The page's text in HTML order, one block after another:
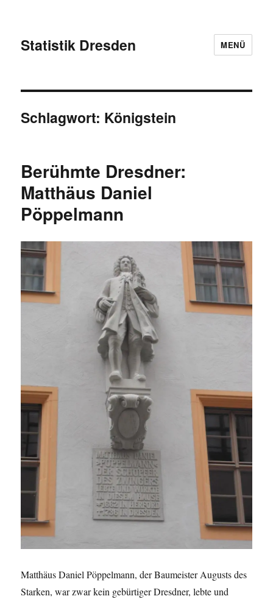
Statistik Dresden MENÜ
Schlagwort: Königstein
Berühmte Dresdner:
Matthäus Daniel
Pöppelmann
Matthäus Daniel Pöppelmann, der Baumeister Augusts des
Starken, war zwar kein gebürtiger Dresdner, lebte und